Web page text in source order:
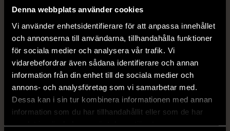
Denna webbplats använder cookies
Vi använder enhetsidentifierare för att anpassa innehållet
och annonserna till användarna, tillhandahålla funktioner
för sociala medier och analysera vår trafik. Vi
vidarebefordrar även sådana identifierare och annan
information från din enhet till de sociala medier och
annons- och analysföretag som vi samarbetar med.
Dessa kan i sin tur kombinera informationen med annan
information som du har tillhandahållit eller som de har
1/5
H&M
H&M - Leopardmönstrad
volangklänning
XS (32-34) Nytt skick
99 kr
1/5
H&M
H&M - Plisserad midikjol
med resårmidja -
Salviagrön
M (38-40) Gott skick
129 kr